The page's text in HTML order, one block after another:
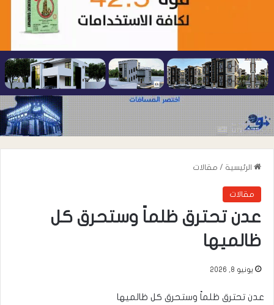
الرئيسية / مقالات
مقالات
عدن تحترق ظلماً وستحرق كل
ظالميها
يونيو 8, 2026
عدن تحترق ظلماً وستحرق كل ظالميها